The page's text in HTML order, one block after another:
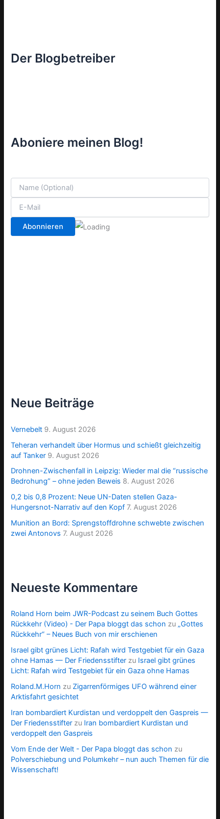
Der Blogbetreiber
Aboniere meinen Blog!
Neue Beiträge
Vernebelt 9. August 2026
Teheran verhandelt über Hormus und schießt gleichzeitig
auf Tanker 9. August 2026
Drohnen-Zwischenfall in Leipzig: Wieder mal die “russische
Bedrohung” – ohne jeden Beweis 8. August 2026
0,2 bis 0,8 Prozent: Neue UN-Daten stellen Gaza-
Hungersnot-Narrativ auf den Kopf 7. August 2026
Munition an Bord: Sprengstoffdrohne schwebte zwischen
zwei Antonovs 7. August 2026
Neueste Kommentare
Roland Horn beim JWR-Podcast zu seinem Buch Gottes
Rückkehr (Video) - Der Papa bloggt das schon zu „Gottes
Rückkehr“ – Neues Buch von mir erschienen
Israel gibt grünes Licht: Rafah wird Testgebiet für ein Gaza
ohne Hamas — Der Friedensstifter zu Israel gibt grünes
Licht: Rafah wird Testgebiet für ein Gaza ohne Hamas
Roland.M.Horn zu Zigarrenförmiges UFO während einer
Arktisfahrt gesichtet
Iran bombardiert Kurdistan und verdoppelt den Gaspreis —
Der Friedensstifter zu Iran bombardiert Kurdistan und
verdoppelt den Gaspreis
Vom Ende der Welt - Der Papa bloggt das schon zu
Polverschiebung und Polumkehr – nun auch Themen für die
Wissenschaft!